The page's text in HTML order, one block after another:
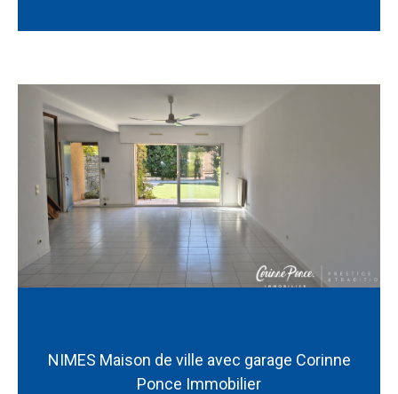
NIMES Maison de ville avec garage Corinne
Ponce Immobilier